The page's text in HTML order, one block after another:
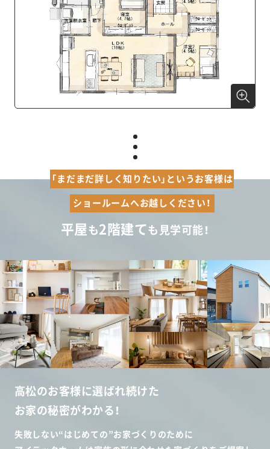
「まだまだ詳しく知りたい」というお客様は
ショールームへお越しください！
平屋も2階建ても見学可能！
高松のお客様に選ばれ続けた
お家の秘密がわかる！
失敗しない“はじめての”お家づくりのために